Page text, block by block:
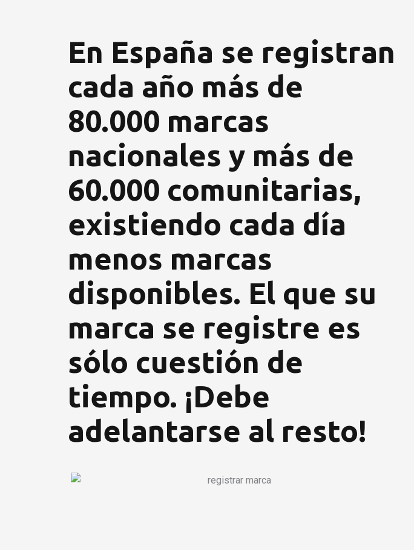
En España se registran
cada año más de
80.000 marcas
nacionales y más de
60.000 comunitarias,
existiendo cada día
menos marcas
disponibles. El que su
marca se registre es
sólo cuestión de
tiempo. ¡Debe
adelantarse al resto!